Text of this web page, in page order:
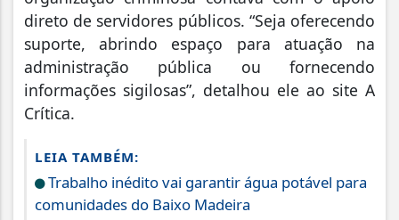
direto de servidores públicos. “Seja oferecendo
suporte, abrindo espaço para atuação na
administração pública ou fornecendo
informações sigilosas”, detalhou ele ao site A
Crítica.
LEIA TAMBÉM:
Trabalho inédito vai garantir água potável para
comunidades do Baixo Madeira